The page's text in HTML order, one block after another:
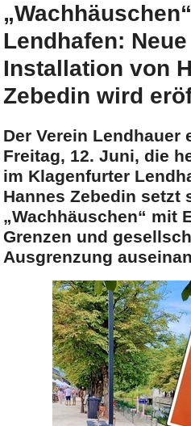
Lendhafen:
Installation von
Zebedin wird
Der Verein Lendhauer
Freitag, 12. Juni, die
im Klagenfurter
Hannes Zebedin setzt
„Wachhäuschen“ mit
Grenzen und
Ausgrenzung